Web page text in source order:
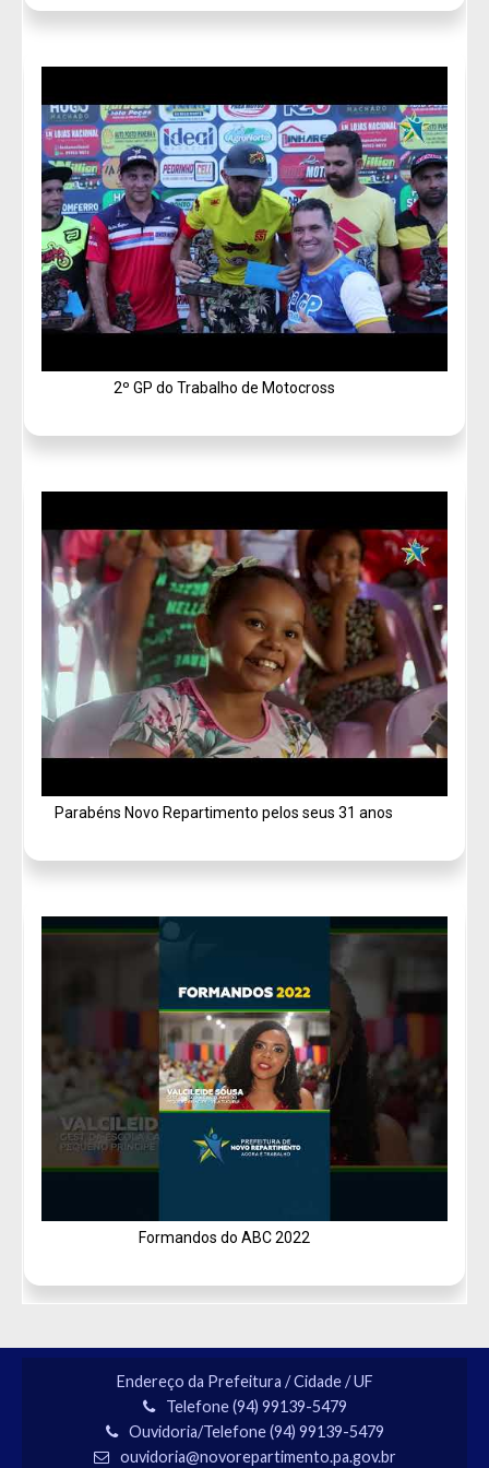
2º GP do Trabalho de Motocross
Parabéns Novo Repartimento pelos seus 31 anos
Formandos do ABC 2022
Tudo sobre Coronavírus
Saiba sobre máscaras
Vacinação
Endereço da Prefeitura / Cidade / UF
Telefone (94) 99139-5479
Ouvidoria/Telefone (94) 99139-5479
ouvidoria@novorepartimento.pa.gov.br